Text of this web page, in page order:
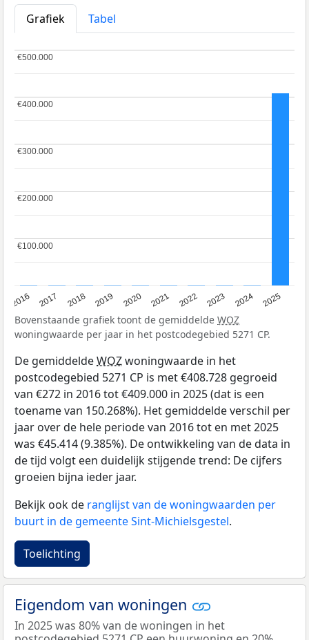
Grafiek
Tabel
2016 2017 2018 2019 2020 2021 2022 2023 2024 2025
€100.000
€100.000
€200.000
€200.000
€300.000
€300.000
€400.000
€400.000
€500.000
€500.000
Bovenstaande grafiek toont de gemiddelde WOZ
woningwaarde per jaar in het postcodegebied 5271 CP.
De gemiddeldeWOZwoningwaarde in het
postcodegebied 5271 CP is met €408.728 gegroeid
van €272 in 2016 tot €409.000 in 2025 (dat is een
toename van 150.268%). Het gemiddelde verschil per
jaar over de hele periode van 2016 tot en met 2025
was €45.414 (9.385%). De ontwikkeling van de data in
de tijd volgt een duidelijk stijgende trend: De cijfers
groeien bijna ieder jaar.
Bekijk ook de ranglijst van de woningwaarden per
buurt in de gemeente Sint-Michielsgestel.
Toelichting
Eigendom van woningen
In 2025 was 80% van de woningen in het